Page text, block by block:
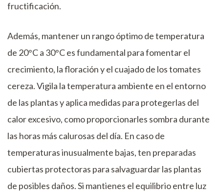
fructificación.
Además, mantener un rango óptimo de temperatura
de 20°C a 30°C es fundamental para fomentar el
crecimiento, la floración y el cuajado de los tomates
cereza. Vigila la temperatura ambiente en el entorno
de las plantas y aplica medidas para protegerlas del
calor excesivo, como proporcionarles sombra durante
las horas más calurosas del día. En caso de
temperaturas inusualmente bajas, ten preparadas
cubiertas protectoras para salvaguardar las plantas
de posibles daños. Si mantienes el equilibrio entre luz